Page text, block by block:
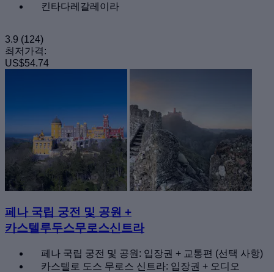
킨타다레갈레이라
3.9 (124)
최저가격:
US$54.74
페나 국립 궁전 및 공원 +
카스텔루두스무로스신트라
페나 국립 궁전 및 공원: 입장권 + 교통편 (선택 사항)
카스텔로 도스 무로스 신트라: 입장권 + 오디오